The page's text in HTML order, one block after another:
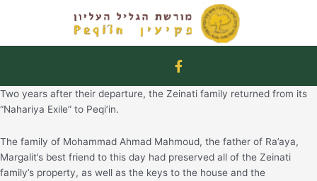
F
a
c
e
k
-
f
Two years after their departure, the Zeinati family returned from its
“Nahariya Exile” to Peqi’in.
The family of Mohammad Ahmad Mahmoud, the father of Ra’aya,
Margalit’s best friend to this day had preserved all of the Zeinati
family’s property, as well as the keys to the house and the